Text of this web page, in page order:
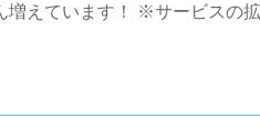
えています！ ※サービスの